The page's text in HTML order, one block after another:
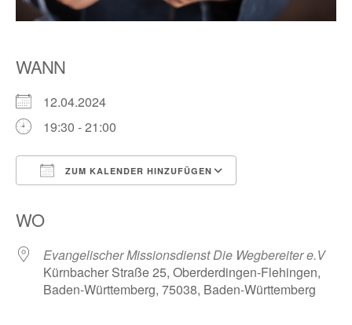
WANN
12.04.2024
19:30 - 21:00
ZUM KALENDER HINZUFÜGEN
WO
Evangelischer Missionsdienst Die Wegbereiter e.V
Kürnbacher Straße 25, Oberderdingen-Flehingen,
Baden-Württemberg, 75038, Baden-Württemberg